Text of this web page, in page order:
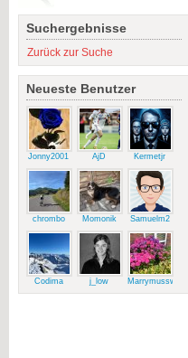
Suchergebnisse
Zurück zur Suche
Neueste Benutzer
Jonny2001 AjD Kermetjr
chrombo Momonik Samuelm2
Codima j_low Marrymussweg